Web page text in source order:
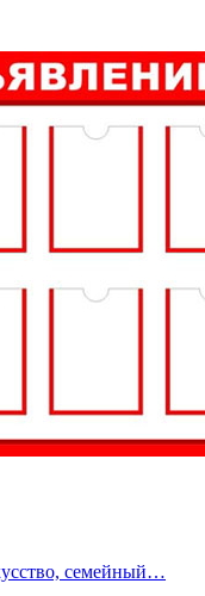
семейный…